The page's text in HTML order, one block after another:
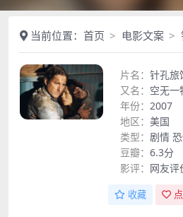
当前位置： 首页 电影文案
片名： 针孔旅
又名： 空无一
年份： 2007
地区： 美国
类型： 剧情
豆瓣： 6.3分
影评： 网友评
收藏